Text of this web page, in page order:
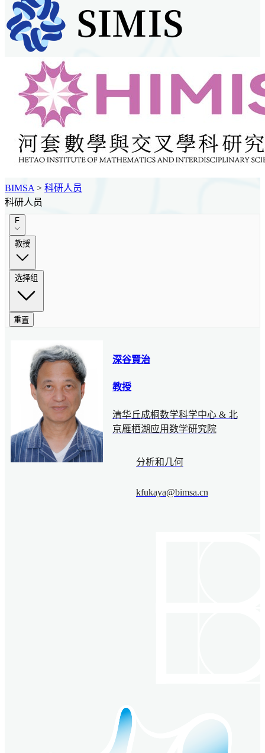
BIMSA > 科研人员
科研人员
F
教授
选择组
重置
深谷賢治
教授
清华丘成桐数学科学中心 & 北
京雁栖湖应用数学研究院
分析和几何
kfukaya@bimsa.cn